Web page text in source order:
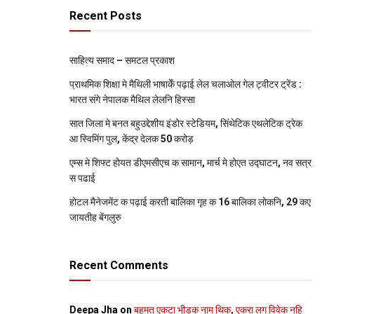
Recent Posts
साहित्य समाद – समटल प्रकाश
प्राथमिक शि‍क्षा मे मैथि‍ली भाषाकेँ पढ़ाई लेल चलाओल गेल ट्वीटर ट्रेंड :
भारत संगे नेपालक मैथिल लेलनि हिस्सा
सात जिला मे बनत बहुउद्देशीय इंडोर स्‍टेडि‍यम, सिंथेटिक एथलेटिक ट्रेक
आ स्विमिंग पुल, केंद्र देलक 50 करोड़
एम्स मे शिफ्ट होयत डीएमसीएच क सामान, मार्च मे होएत उद्घाटन, नव सत्र
स पढाई
होटल मैनेजमेंट क पढ़ाई करती बालिका गृह क 16 बालिका लोकनि, 29 कए
जायतीह बेंगलुरु
Recent Comments
Deepa Jha on बहुमत एकटा भीड़क नाम थिक, एकरा लग विवेक नहि